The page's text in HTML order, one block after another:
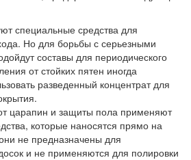
специальные средства для
Но для борьбы с серьезными
составы для периодического
от стойких пятен иногда
разведенный концентрат для
царапин и защиты пола применяют
которые наносятся прямо на
не предназначены для
и не применяются для полировки